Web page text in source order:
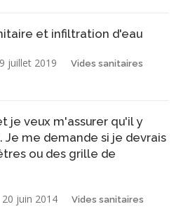
et infiltration d'eau
9 juillet 2019 Vides sanitaires
je veux m'assurer qu'il y
Je me demande si je devrais
ou des grille de
20 juin 2014 Vides sanitaires